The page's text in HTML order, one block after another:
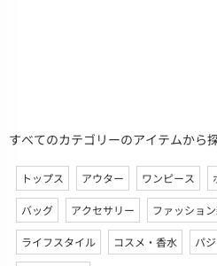
すべてのカテゴリーのアイテムから
トップス アウター ワンピース
バッグ
アクセサリー ファッショ
ライフスタイル
コスメ・香水 パ